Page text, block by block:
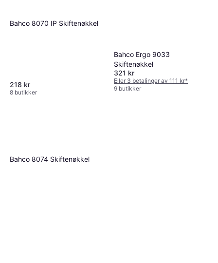
Bahco 8070 IP Skiftenøkkel
218 kr
8 butikker
Bahco Ergo 9033
Skiftenøkkel
321 kr
Eller 3 betalinger av 111 kr*
9 butikker
Bahco 8074 Skiftenøkkel